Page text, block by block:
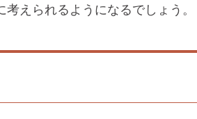
えられるようになるでしょう。